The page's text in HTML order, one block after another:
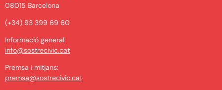
08015 Barcelona
(+34) 93 399 69 60
Informació general:
info@sostrecivic.cat
Premsa i mitjans:
premsa@sostrecivic.cat